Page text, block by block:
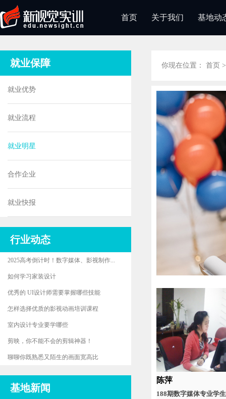
首页 关于我们 基地动
就业保障
就业优势
就业流程
就业明星
合作企业
就业快报
行业动态
2025高考倒计时！数字媒体、影视制作...
如何学习家装设计
优秀的 UI设计师需要掌握哪些技能
怎样选择优质的影视动画培训课程
室内设计专业要学哪些
剪映，你不能不会的剪辑神器！
聊聊你既熟悉又陌生的画面宽高比
基地新闻
你现在位置： 首页
陈萍
188期数字媒体专业学生